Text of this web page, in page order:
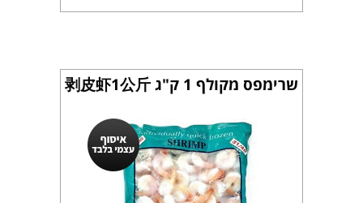
שרימפס מקולף 1 ק"ג 剥皮虾1公斤